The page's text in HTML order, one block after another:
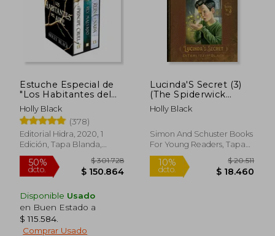
50%
dcto. $ 55.222 dcto. $
Estuche Especial de
"Los Habitantes del
Aire"
Holly Black
(378)
Editorial Hidra, 2020, 1
Edición, Tapa Blanda,
Nuevo
Disponible Usado
en Buen Estado a
$ 115.584
Comprar Usado
Lucinda'S Secret (3)
(The Spiderwick
Chronicles) (en
Inglés)
Holly Black
Simon And Schuster Books
For Young Readers, Tapa
Blanda, Nuevo